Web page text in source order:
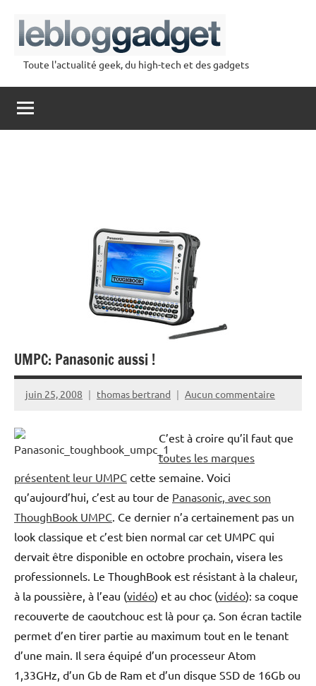
contenu
lebloggadget
Toute l'actualité geek, du high-tech et des gadgets
UMPC: Panasonic aussi !
juin 25, 2008 thomas bertrand Aucun commentaire
C’est à croire qu’il faut que
toutes les marques
présentent leur UMPC cette semaine. Voici
qu’aujourd’hui, c’est au tour de Panasonic, avec son
ThoughBook UMPC . Ce dernier n’a certainement pas un
look classique et c’est bien normal car cet UMPC qui
dervait être disponible en octobre prochain, visera les
professionnels. Le ThoughBook est résistant à la chaleur,
à la poussière, à l’eau (vidéo) et au choc (vidéo): sa coque
recouverte de caoutchouc est là pour ça. Son écran tactile
permet d’en tirer partie au maximum tout en le tenant
d’une main. Il sera équipé d’un processeur Atom
1,33GHz, d’un Gb de Ram et d’un disque SSD de 16Gb ou